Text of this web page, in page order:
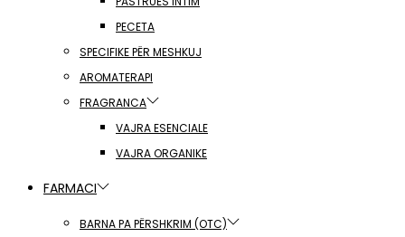
PECETA
SPECIFIKE PËR MESHKUJ
AROMATERAPI
FRAGRANCA
VAJRA ESENCIALE
VAJRA ORGANIKE
FARMACI
BARNA PA PËRSHKRIM (OTC)